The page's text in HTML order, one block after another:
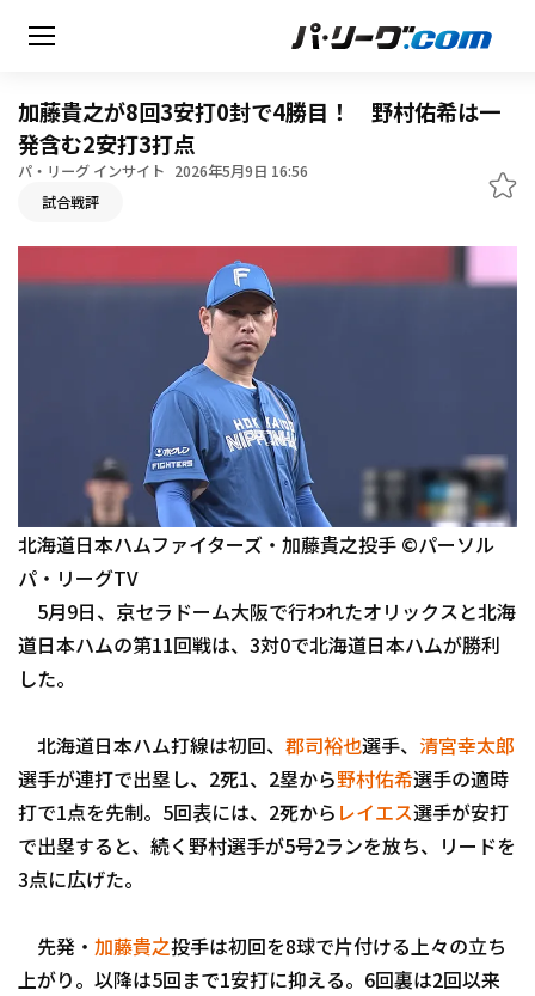
1軍公式戦
ファーム東地区
ファーム中地区
ファーム西地区
選手名鑑
選手名鑑トップ
北海道日本ハムファイターズ
千葉ロッテマリーンズ
オリックス・バファローズ
福岡ソフトバンクホークス
ニュース
設定
加藤貴之が8回3安打0封で4勝目！ 野村佑希は一
発含む2安打3打点
パ・リーグ インサイト 2026年5月9日 16:56
試合戦評
北海道日本ハムファイターズ・加藤貴之投手 ©パーソル
パ・リーグTV
5月9日、京セラドーム大阪で行われたオリックスと北海
道日本ハムの第11回戦は、3対0で北海道日本ハムが勝利
した。
北海道日本ハム打線は初回、 郡司裕也選手、 清宮幸太郎
選手が連打で出塁し、2死1、2塁から野村佑希選手の適時
打で1点を先制。5回表には、2死から レイエス選手が安打
で出塁すると、続く野村選手が5号2ランを放ち、リードを
3点に広げた。
先発・ 加藤貴之投手は初回を8球で片付ける上々の立ち
上がり。以降は5回まで1安打に抑える。6回裏は2回以来